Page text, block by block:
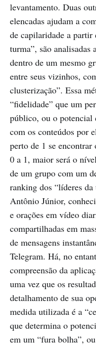
levantamento. Duas
elencadas ajudam a
de capilaridade a partir
turma”, são analisadas
dentro de um mesmo
entre seus vizinhos,
clusterização”. Essa
“fidelidade” que um
público, ou o potencial
com os conteúdos por
perto de 1 se
0 a 1, maior será o
de um grupo com um
ranking dos “líderes
Antônio Júnior,
e orações em vídeo
compartilhadas em
de mensagens
Telegram. Há, no
compreensão da
uma vez que os
detalhamento de sua
medida utilizada é a
que determina o
em um “fura bolha”,